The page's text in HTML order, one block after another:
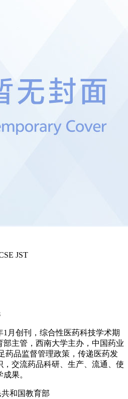
JST
1月创刊，综合性医药科技学术期
主管，西南大学主办，中国药业
药品监督管理政策，传递医药发
，交流药品科研、生产、流通、使
果。
和国教育部